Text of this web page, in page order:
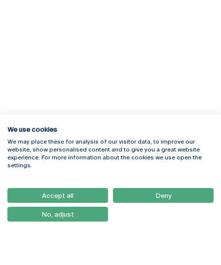
Rua Diogo Botelho 1327
4169-005 Porto
+351 226 196 240
Campus Online
Webmail
Como Chegar
Newsletter
We use cookies
We may place these for analysis of our visitor data, to improve our
website, show personalised content and to give you a great website
experience. For more information about the cookies we use open the
settings.
Accept all Deny
No, adjust